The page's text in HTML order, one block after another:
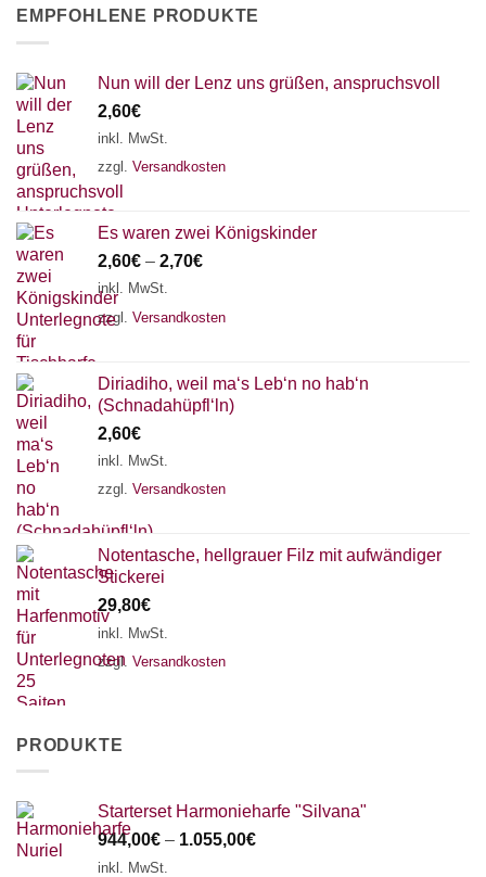
EMPFOHLENE PRODUKTE
Nun will der Lenz uns grüßen, anspruchsvoll
2,60€
inkl. MwSt.
zzgl. Versandkosten
Es waren zwei Königskinder
2,60€ – 2,70€
inkl. MwSt.
zzgl. Versandkosten
Diriadiho, weil ma‘s Leb‘n no hab‘n
(Schnadahüpfl‘ln)
2,60€
inkl. MwSt.
zzgl. Versandkosten
Notentasche, hellgrauer Filz mit aufwändiger
Stickerei
29,80€
inkl. MwSt.
zzgl. Versandkosten
PRODUKTE
Starterset Harmonieharfe "Silvana"
944,00€ – 1.055,00€
inkl. MwSt.